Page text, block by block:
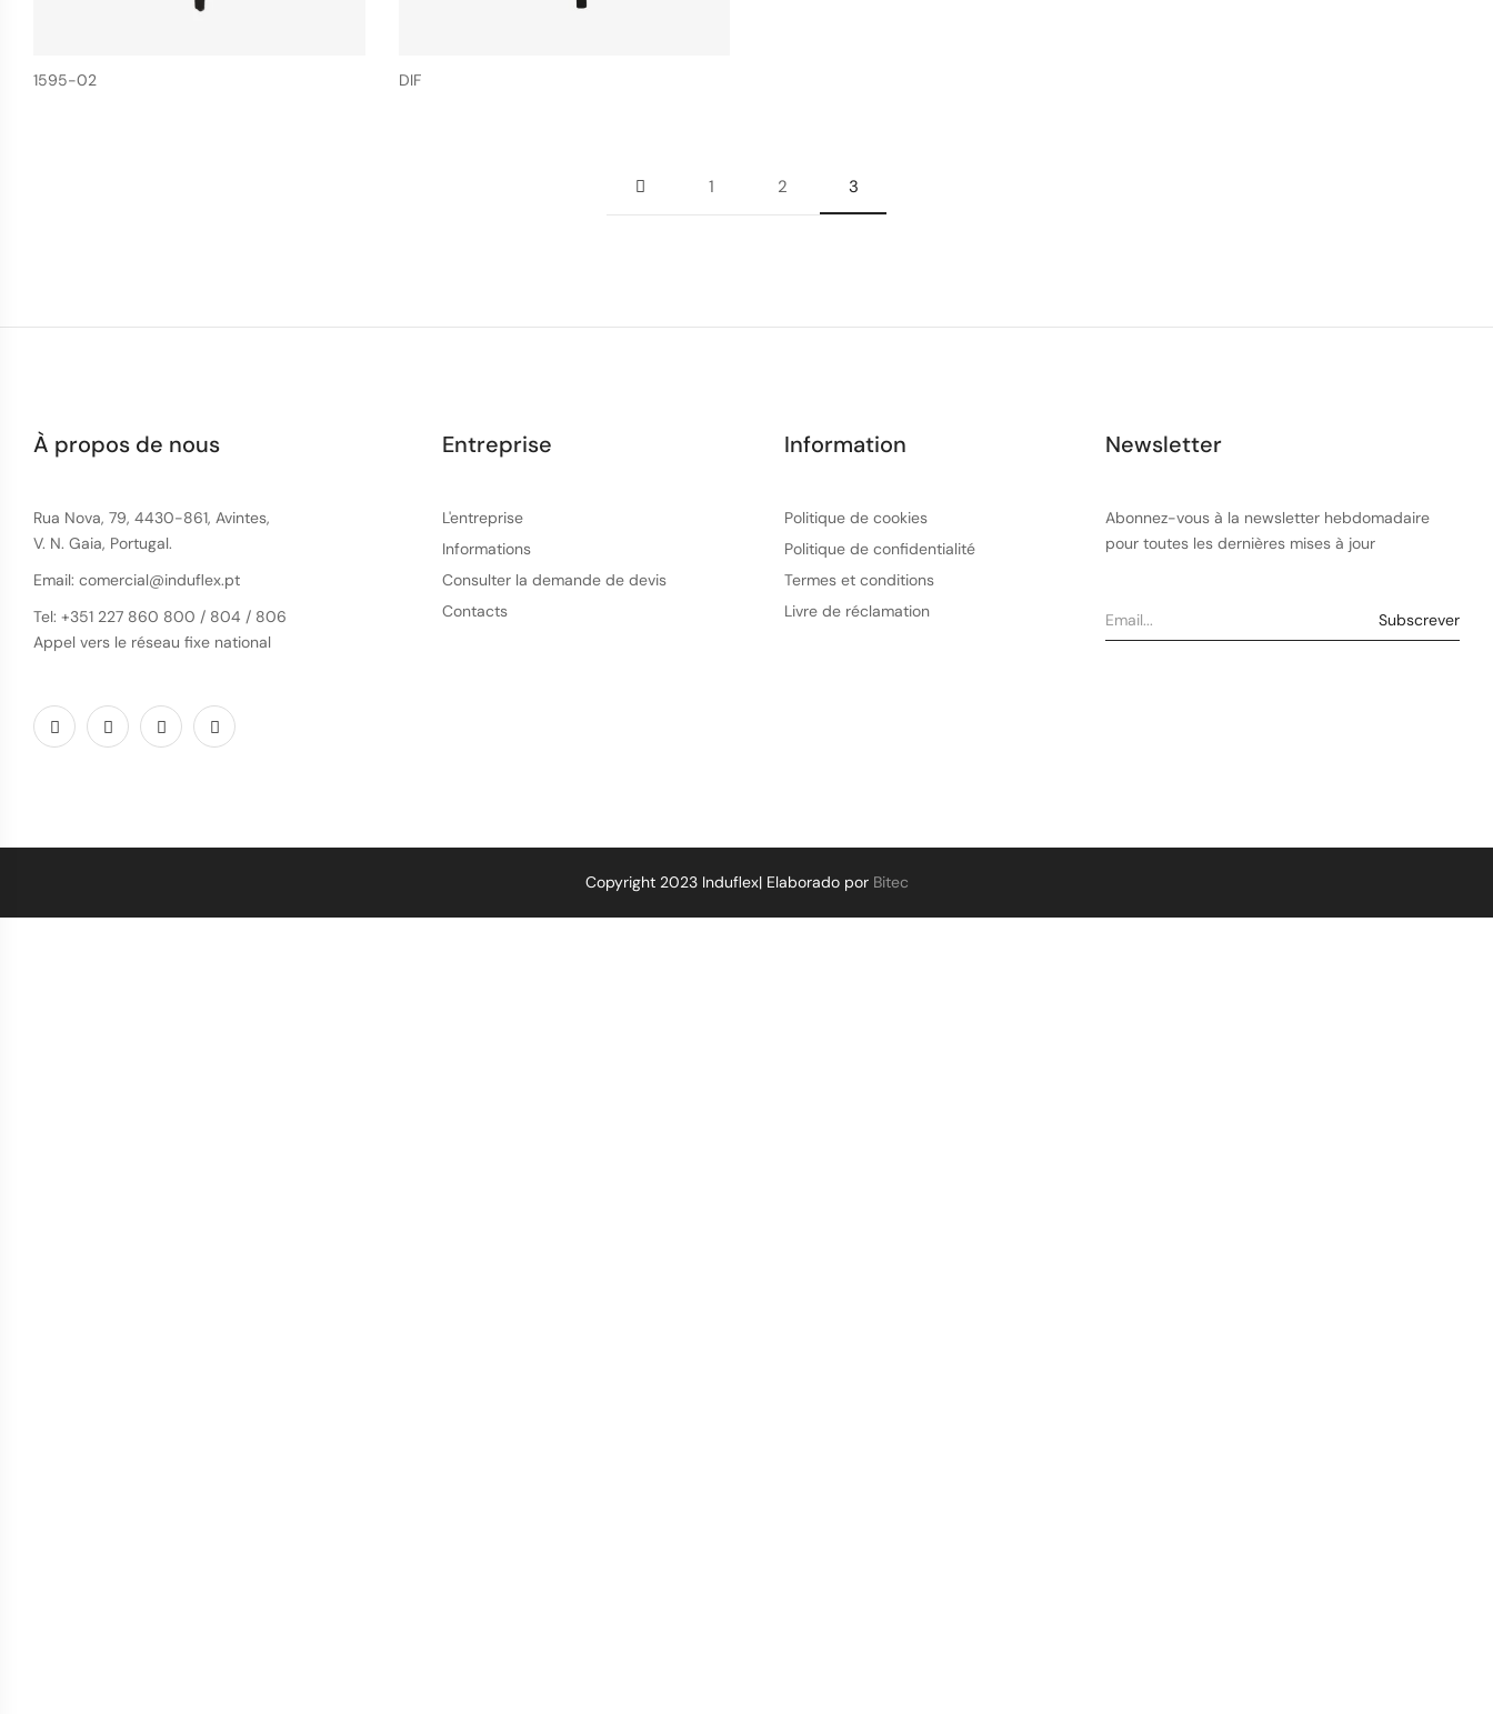
1595-02 DIF
1 2 3
À propos de nous
Rua Nova, 79, 4430-861, Avintes,
V. N. Gaia, Portugal.
Email: comercial@induflex.pt
Tel: +351 227 860 800 / 804 / 806
Appel vers le réseau fixe national
Entreprise
L'entreprise
Informations
Consulter la demande de devis
Contacts
Information
Politique de cookies
Politique de confidentialité
Termes et conditions
Livre de réclamation
Newsletter
Abonnez-vous à la newsletter hebdomadaire
pour toutes les dernières mises à jour
Copyright 2023 Induflex| Elaborado por Bitec